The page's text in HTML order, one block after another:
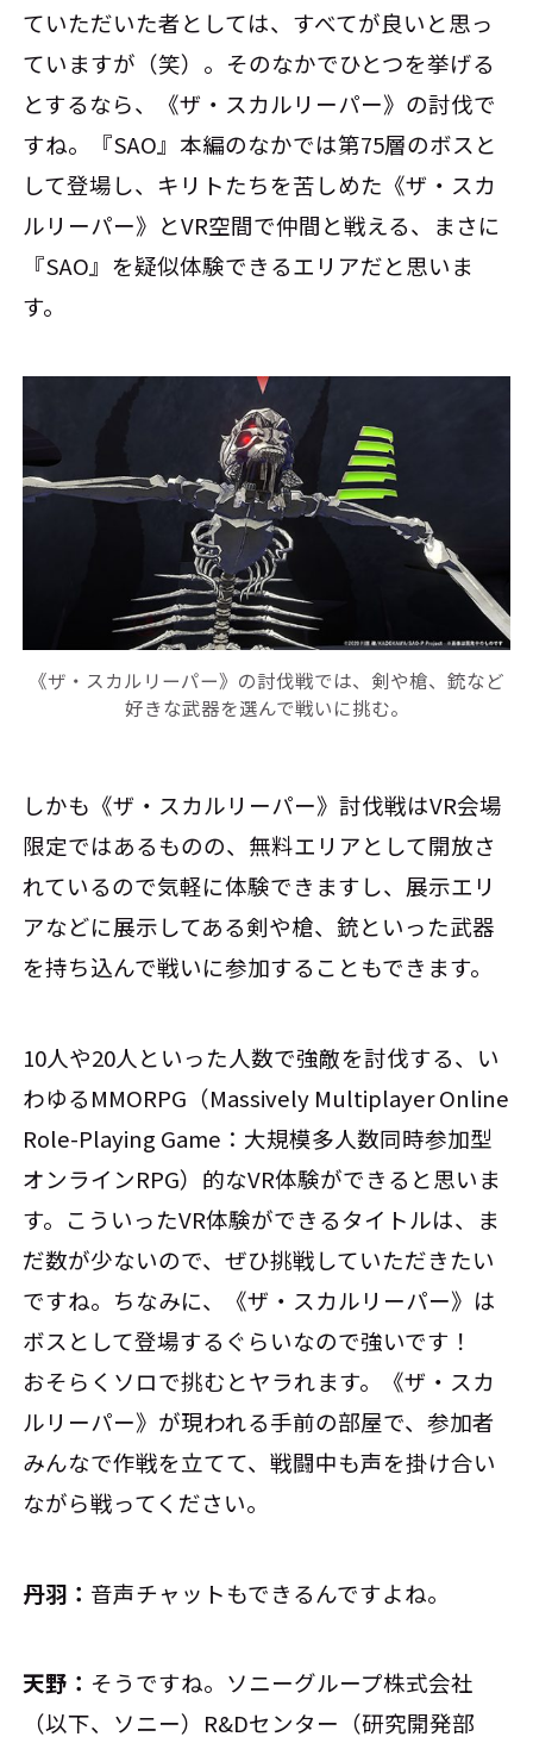
ていただいた者としては、すべてが良いと思っ
ていますが（笑）。そのなかでひとつを挙げる
とするなら、《ザ・スカルリーパー》の討伐で
すね。『SAO』本編のなかでは第75層のボスと
して登場し、キリトたちを苦しめた《ザ・スカ
ルリーパー》とVR空間で仲間と戦える、まさに
『SAO』を疑似体験できるエリアだと思いま
す。
《ザ・スカルリーパー》の討伐戦では、剣や槍、銃など
好きな武器を選んで戦いに挑む。
しかも《ザ・スカルリーパー》討伐戦はVR会場
限定ではあるものの、無料エリアとして開放さ
れているので気軽に体験できますし、展示エリ
アなどに展示してある剣や槍、銃といった武器
を持ち込んで戦いに参加することもできます。
10人や20人といった人数で強敵を討伐する、い
わゆるMMORPG（Massively Multiplayer Online
Role-Playing Game：大規模多人数同時参加型
オンラインRPG）的なVR体験ができると思いま
す。こういったVR体験ができるタイトルは、ま
だ数が少ないので、ぜひ挑戦していただきたい
ですね。ちなみに、《ザ・スカルリーパー》は
ボスとして登場するぐらいなので強いです！
おそらくソロで挑むとヤラれます。《ザ・スカ
ルリーパー》が現われる手前の部屋で、参加者
みんなで作戦を立てて、戦闘中も声を掛け合い
ながら戦ってください。
丹羽： 音声チャットもできるんですよね。
天野： そうですね。ソニーグループ株式会社
（以下、ソニー）R&Dセンター（研究開発部